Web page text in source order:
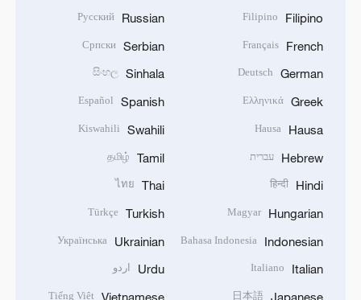
Filipino
Filipino
French
Français
German
Deutsch
Greek
Ελληνικά
Hausa
Hausa
Hebrew עברית
Hindi
हिन्दी
Hungarian
Magyar
Indonesian
Bahasa Indonesia
Italian
Italiano
Japanese
日本語
Russian
Русский
Serbian
Српски
Sinhala
සිංහල
Spanish
Español
Swahili
Kiswahili
Tamil
தமிழ்
Thai
ไทย
Turkish
Türkçe
Ukrainian
Українська
Urdu اردو
Vietnamese
Tiếng Việt